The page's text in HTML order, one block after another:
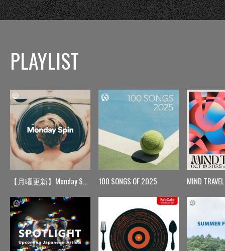
PLAYLIST
【月曜更新】Monday Spin 100 SONGS OF 2025 MIND TRAVEL